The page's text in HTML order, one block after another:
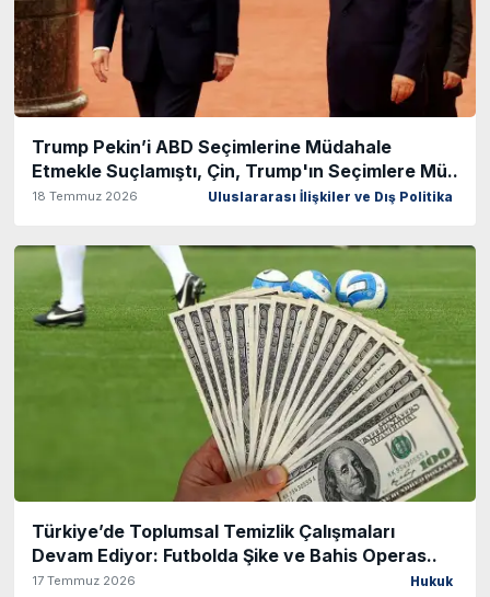
Trump Pekin’i ABD Seçimlerine Müdahale
Etmekle Suçlamıştı, Çin, Trump'ın Seçimlere Mü..
18 Temmuz 2026 Uluslararası İlişkiler ve Dış Politika
Türkiye’de Toplumsal Temizlik Çalışmaları
Devam Ediyor: Futbolda Şike ve Bahis Operas..
17 Temmuz 2026 Hukuk